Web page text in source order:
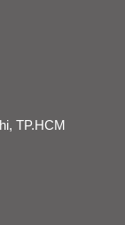
TP.HCM